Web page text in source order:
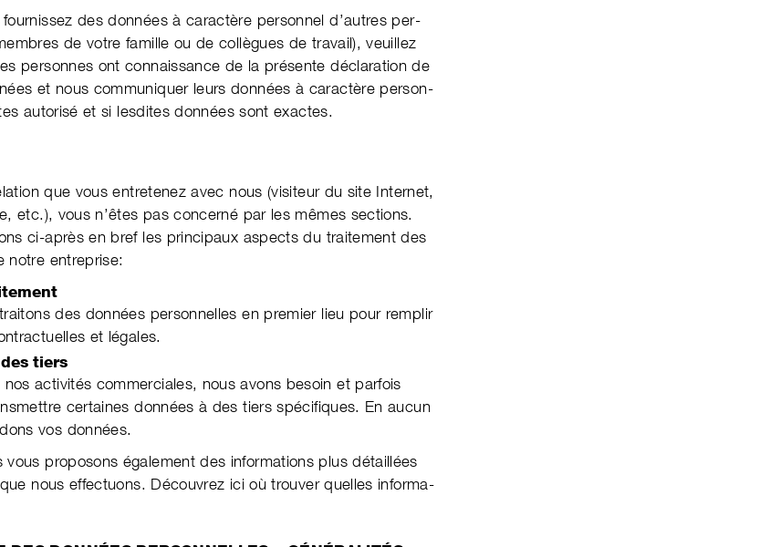
des données à carac­tère person­nel d’autres per­
de votre famille ou de col­lègues de travail), veuil­lez
per­sonnes ont con­nais­sance de la pré­sente décla­ra­tion de
et nous com­muni­quer leurs données à caractère person­
autorisé et si lesdites données sont exactes.
que vous entre­tenez avec nous (visiteur du site Internet,
etc.), vous n’êtes pas concerné par les mêmes sections.
ci-après en bref les princi­paux aspects du traite­ment des
notre entre­prise:
des données person­nelles en premier lieu pour remplir
et légales.
tiers
activités commer­ciales, nous avons besoin et parfois
certaines données à des tiers spéci­fiques. En aucun
vos données.
vous proposons également des informa­tions plus détaillées
nous effec­tuons. Décou­vrez ici où trouver quelles informa­